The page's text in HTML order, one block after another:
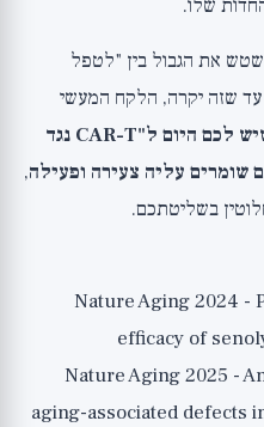
שלו.
את הגבול בין "לטפל
שזה יקרה, הלקח המעשי
הדבר הכי קרוב שיש לכם היום ל"CAR-T נגד
שומרים עליה צעירה ופעילה,
בשליטתכם.
Nature Aging 2024 -
efficacy of
Nature Aging 2025 -
aging-associated defects